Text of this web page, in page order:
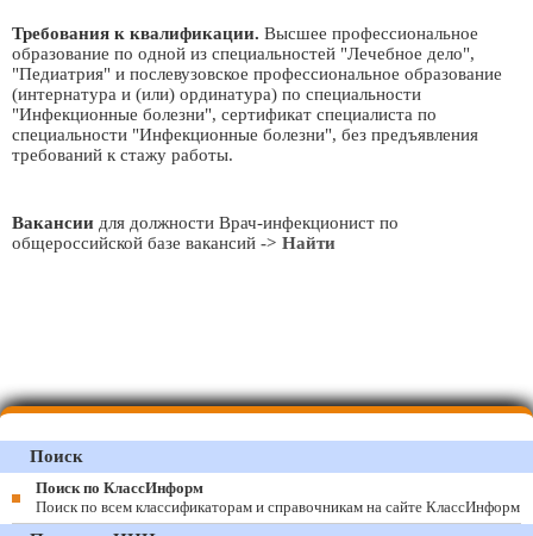
Требования к квалификации. Высшее профессиональное
образование по одной из специальностей "Лечебное дело",
"Педиатрия" и послевузовское профессиональное образование
(интернатура и (или) ординатура) по специальности
"Инфекционные болезни", сертификат специалиста по
специальности "Инфекционные болезни", без предъявления
требований к стажу работы.
Вакансии для должности Врач-инфекционист по
общероссийской базе вакансий -> Найти
Поиск
Поиск по КлассИнформ
Поиск по всем классификаторам и справочникам на сайте КлассИнформ